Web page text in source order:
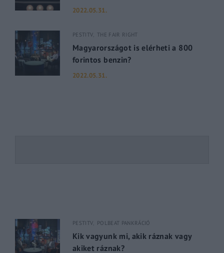
2022.05.31.
PESTITV THE FAIR RIGHT
Magyarországot is elérheti a 800
forintos benzin?
2022.05.31.
PESTITV POLBEAT PANKRÁCIÓ
Kik vagyunk mi, akik ráznak vagy
akiket ráznak?